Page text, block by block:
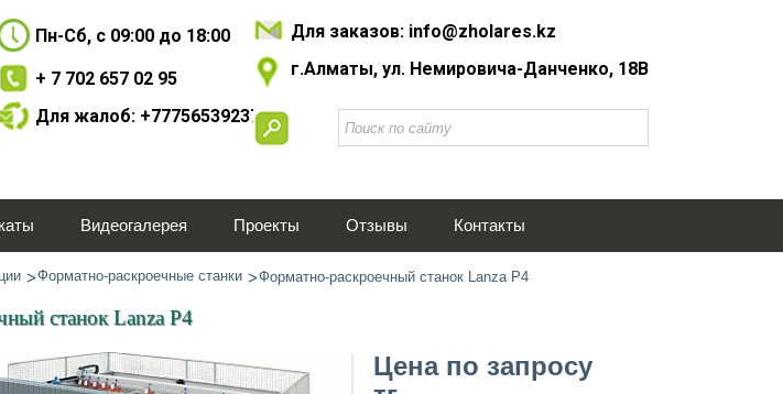
Пн-Сб, с 09:00 до 18:00
+ 7 702 657 02 95
Для жалоб: +77756539237
Для заказов: info@zholares.kz
г.Алматы, ул. Немировича-Данченко, 18В
Видеогалерея Проекты Отзывы Контакты
Форматно-раскроечные станки Форматно-раскроечный станок Lanza P4
станок Lanza P4
Цена по запросу